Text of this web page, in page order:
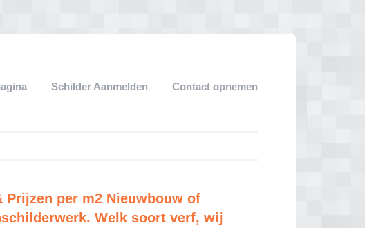
Schilder Aanmelden Contact opnemen
per m2 Nieuwbouw of
Welk soort verf, wij